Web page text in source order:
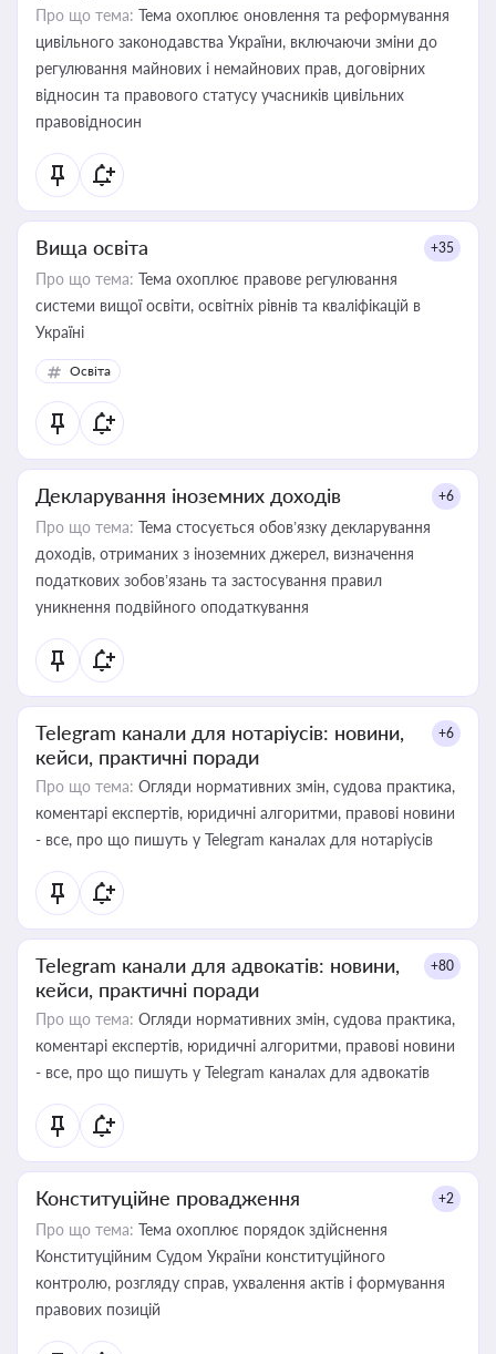
Про що тема: Тема охоплює оновлення та реформування
цивільного законодавства України, включаючи зміни до
регулювання майнових і немайнових прав, договірних
відносин та правового статусу учасників цивільних
правовідносин
Вища освіта +35
Про що тема: Тема охоплює правове регулювання
системи вищої освіти, освітніх рівнів та кваліфікацій в
Україні
Освіта
Декларування іноземних доходів +6
Про що тема: Тема стосується обов’язку декларування
доходів, отриманих з іноземних джерел, визначення
податкових зобов’язань та застосування правил
уникнення подвійного оподаткування
Telegram канали для нотаріусів: новини,
кейси, практичні поради
+6
Про що тема: Огляди нормативних змін, судова практика,
коментарі експертів, юридичні алгоритми, правові новини
- все, про що пишуть у Telegram каналах для нотаріусів
Telegram канали для адвокатів: новини,
кейси, практичні поради
+80
Про що тема: Огляди нормативних змін, судова практика,
коментарі експертів, юридичні алгоритми, правові новини
- все, про що пишуть у Telegram каналах для адвокатів
Конституційне провадження +2
Про що тема: Тема охоплює порядок здійснення
Конституційним Судом України конституційного
контролю, розгляду справ, ухвалення актів і формування
правових позицій